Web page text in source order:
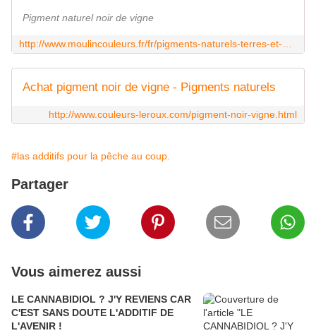
Pigment naturel noir de vigne
Achat pigment noir de vigne - Pigments naturels
http://www.couleurs-leroux.com/pigment-noir-vigne.html
#las additifs pour la pêche au coup.
Partager
Vous aimerez aussi
LE CANNABIDIOL ? J'Y REVIENS CAR
C'EST SANS DOUTE L'ADDITIF DE
L'AVENIR !